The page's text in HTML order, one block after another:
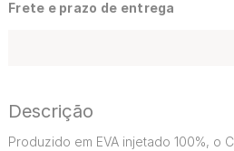
Frete e prazo de entrega
Descrição
Produzido em EVA injetado 100%, o